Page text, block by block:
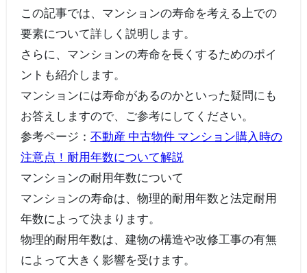
この記事では、マンションの寿命を考える上での
要素について詳しく説明します。
さらに、マンションの寿命を長くするためのポイ
ントも紹介します。
マンションには寿命があるのかといった疑問にも
お答えしますので、ご参考にしてください。
参考ページ： 不動産 中古物件 マンション購入時の
注意点！耐用年数について解説
マンションの耐用年数について
マンションの寿命は、物理的耐用年数と法定耐用
年数によって決まります。
物理的耐用年数は、建物の構造や改修工事の有無
によって大きく影響を受けます。